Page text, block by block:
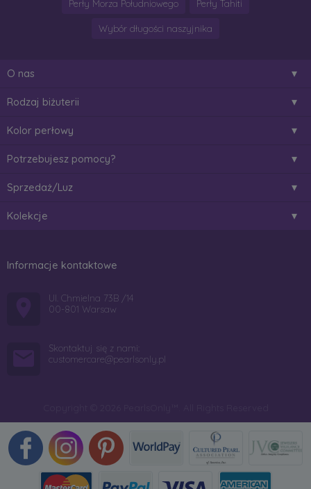
Perły Morza Południowego Perły Tahiti
Wybór długości naszyjnika
O nas
Rodzaj biżuterii
Kolor perłowy
Potrzebujesz pomocy?
Sprzedaż/Luz
Kolekcje
Informacje kontaktowe
Ul. Chmielna 73B /14
00-801 Warsaw
Skontaktuj się z nami:
customercare@pearlsonly.pl